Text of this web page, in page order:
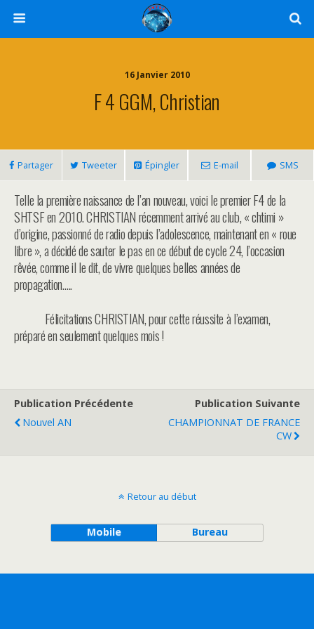
16 Janvier 2010
F 4 GGM, Christian
Partager Tweeter Épingler E-mail SMS
Telle la première naissance de l’an nouveau, voici le premier F4 de la
SHTSF en 2010. CHRISTIAN récemment arrivé au club, « chtimi »
d’origine, passionné de radio depuis l’adolescence, maintenant en « roue
libre », a décidé de sauter le pas en ce début de cycle 24, l’occasion
rêvée, comme il le dit, de vivre quelques belles années de
propagation…..
Félicitations CHRISTIAN, pour cette réussite à l’examen,
préparé en seulement quelques mois !
Publication Précédente
Nouvel AN
Publication Suivante
CHAMPIONNAT DE FRANCE
CW
Retour au début
Mobile Bureau